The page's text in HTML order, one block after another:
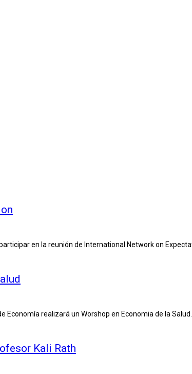
en la reunión de International Network on
Economía realizará un Worshop en Economia de la Salud.
Kali Rath